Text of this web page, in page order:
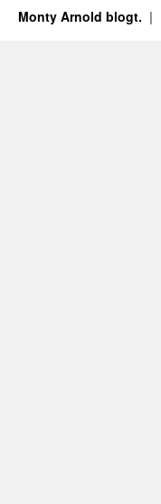
Monty Arnold blogt.